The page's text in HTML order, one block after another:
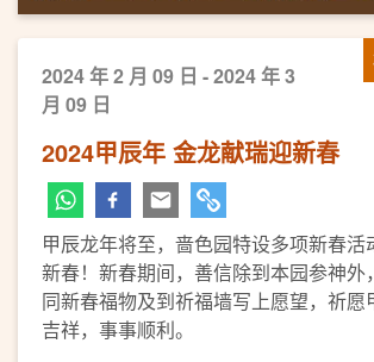
2024 年 2 月 09 日 - 2024 年 3
月 09 日
2024甲辰年 金龙献瑞迎新春
甲辰龙年将至，啬色园特设多项新春活
新春！新春期间，善信除到本园参神外
同新春福物及到祈福墙写上愿望，祈愿
吉祥，事事顺利。